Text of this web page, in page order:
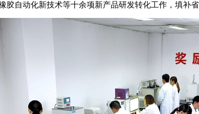
胶自动化新技术等十余项新产品研发转化工作，填补